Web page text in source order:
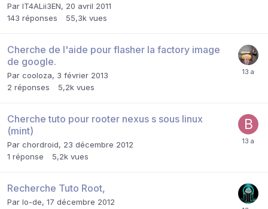
Par IT4ALii3EN, 20 avril 2011
143 réponses 55,3k vues
Cherche de l'aide pour flasher la factory image
de google.
Par cooloza, 3 février 2013
2 réponses 5,2k vues
Cherche tuto pour rooter nexus s sous linux
(mint)
Par chordroid, 23 décembre 2012
1 réponse 5,2k vues
Recherche Tuto Root,
Par lo-de, 17 décembre 2012